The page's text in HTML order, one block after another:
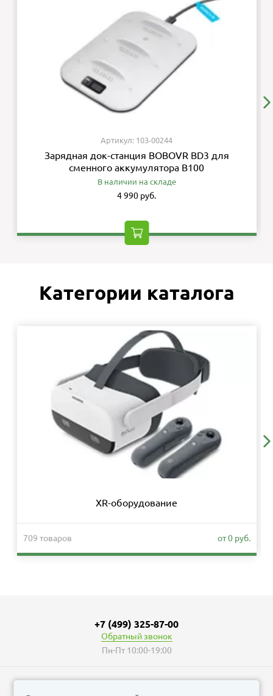
Артикул: 103-00244
Зарядная док-станция BOBOVR BD3 для
сменного аккумулятора B100
В наличии на складе
4 990 руб.
Категории каталога
XR-оборудование
709 товаров от 0 руб.
+7 (499) 325-87-00
Обратный звонок
Пн-Пт 10:00-19:00